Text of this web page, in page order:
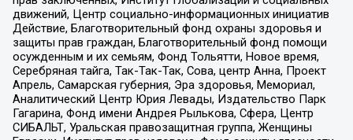
движений, Центр социально-информационных инициатив
Действие, Благотворительный фонд охраны здоровья и
защиты прав граждан, Благотворительный фонд помощи
осужденным и их семьям, Фонд Тольятти, Новое время,
Серебряная тайга, Так-Так-Так, Сова, центр Анна, Проект
Апрель, Самарская губерния, Эра здоровья, Мемориал,
Аналитический Центр Юрия Левады, Издательство Парк
Гагарина, Фонд имени Андрея Рылькова, Сфера, Центр
СИБАЛЬТ, Уральская правозащитная группа, Женщины